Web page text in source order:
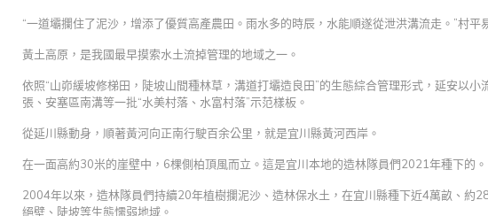
“一道壩攔住了泥沙，增添了優質高產農田。雨水多的時辰，水能順遂從泄洪溝流走。”村
黃土高原，是我國最早摸索水土流掉管理的地域之一。
依照“山峁緩坡修梯田，陡坡山間種林草，溝道打壩造良田”的生態綜合管理形式，延安以小
張、安塞區南溝等一批“水美村落、水富村落”示范樣板。
從延川縣動身，順著黃河向正南行駛百余公里，就是宜川縣黃河西岸。
在一面高約30米的崖壁中，6棵側柏頂風而立。這是宜川本地的造林隊員們2021年種下的。
2004年以來，造林隊員們持續20年植樹攔泥沙、造林保水土，在宜川縣種下近4萬畝、約
絕壁、陡坡等生態懦弱地域。